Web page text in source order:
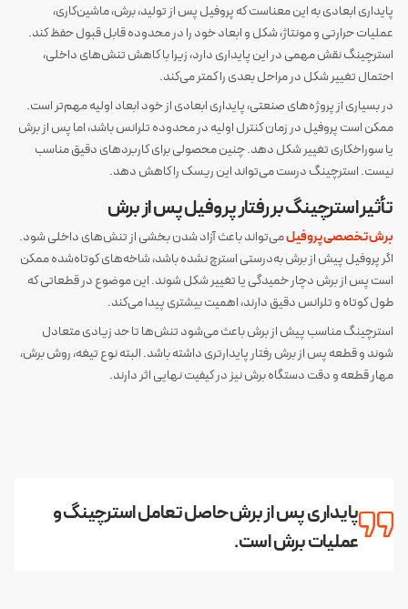
پایداری ابعادی به این معناست که پروفیل پس از تولید، برش، ماشین‌کاری،
عملیات حرارتی و مونتاژ، شکل و ابعاد خود را در محدوده قابل قبول حفظ کند.
استرچینگ نقش مهمی در این پایداری دارد، زیرا با کاهش تنش‌های داخلی،
احتمال تغییر شکل در مراحل بعدی را کمتر می‌کند.
در بسیاری از پروژه‌های صنعتی، پایداری ابعادی از خود ابعاد اولیه مهم‌تر است.
ممکن است پروفیل در زمان کنترل اولیه در محدوده تلرانس باشد، اما پس از برش
یا سوراخکاری تغییر شکل دهد. چنین محصولی برای کاربردهای دقیق مناسب
نیست. استرچینگ درست می‌تواند این ریسک را کاهش دهد.
تأثیر استرچینگ بر رفتار پروفیل پس از برش
برش تخصصی پروفیلمی‌تواند باعث آزاد شدن بخشی از تنش‌های داخلی شود.
اگر پروفیل پیش از برش به‌درستی استرچ نشده باشد، شاخه‌های کوتاه‌شده ممکن
است پس از برش دچار خمیدگی یا تغییر شکل شوند. این موضوع در قطعاتی که
طول کوتاه و تلرانس دقیق دارند، اهمیت بیشتری پیدا می‌کند.
استرچینگ مناسب پیش از برش باعث می‌شود تنش‌ها تا حد زیادی متعادل
شوند و قطعه پس از برش رفتار پایدار‌تری داشته باشد. البته نوع تیغه، روش برش،
مهار قطعه و دقت دستگاه برش نیز در کیفیت نهایی اثر دارند.
پایداری پس از برش حاصل تعامل استرچینگ و
عملیات برش است.